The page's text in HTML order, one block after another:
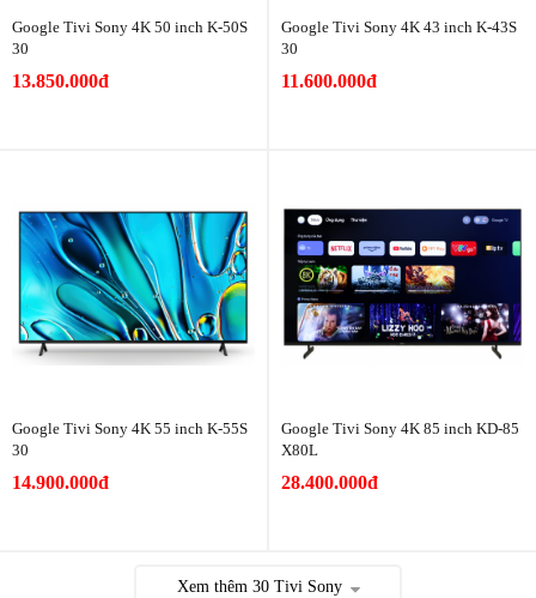
Google Tivi Sony 4K 50 inch K-50S
30
13.850.000đ
Google Tivi Sony 4K 43 inch K-43S
30
11.600.000đ
Google Tivi Sony 4K 55 inch K-55S
30
14.900.000đ
Google Tivi Sony 4K 85 inch KD-85
X80L
28.400.000đ
Xem thêm 30Tivi Sony